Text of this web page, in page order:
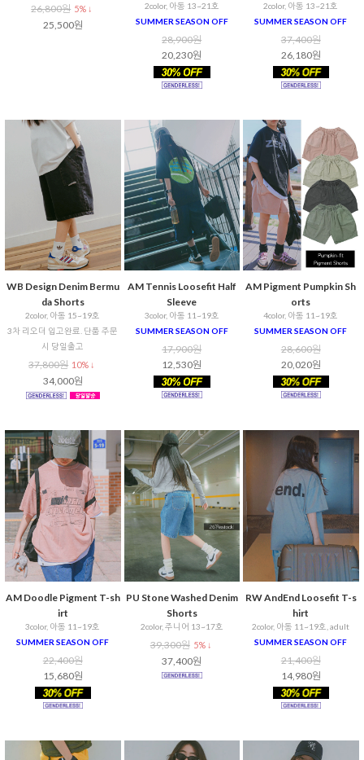
26,800원 5% ↓
25,500원
2color, 아동 13~21호
SUMMER SEASON OFF
28,900원
20,230원
2color, 아동 13~21호
SUMMER SEASON OFF
37,400원
26,180원
WB Design Denim Bermu
da Shorts
2color, 아동 15~19호
3차 리오더 입고완료. 단품 주문
시 당일출고
37,800원 10% ↓
34,000원
AM Tennis Loosefit Half
Sleeve
3color, 아동 11~19호
SUMMER SEASON OFF
17,900원
12,530원
AM Pigment Pumpkin Sh
orts
4color, 아동 11~19호
SUMMER SEASON OFF
28,600원
20,020원
AM Doodle Pigment T-sh
irt
3color, 아동 11~19호
SUMMER SEASON OFF
22,400원
15,680원
PU Stone Washed Denim
Shorts
2color, 주니어 13~17호
39,300원 5% ↓
37,400원
RW AndEnd Loosefit T-s
hirt
2color, 아동 11~19호, adult
SUMMER SEASON OFF
21,400원
14,980원